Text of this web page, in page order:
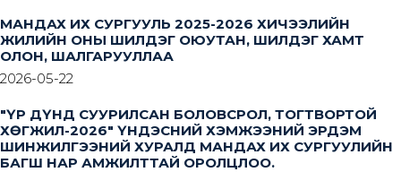
МАНДАХ ИХ СУРГУУЛЬ 2025-2026 ХИЧЭЭЛИЙН
ЖИЛИЙН ОНЫ ШИЛДЭГ ОЮУТАН, ШИЛДЭГ ХАМТ
ОЛОН, ШАЛГАРУУЛЛАА
2026-05-22
"ҮР ДҮНД СУУРИЛСАН БОЛОВСРОЛ, ТОГТВОРТОЙ
ХӨГЖИЛ-2026" ҮНДЭСНИЙ ХЭМЖЭЭНИЙ ЭРДЭМ
ШИНЖИЛГЭЭНИЙ ХУРАЛД МАНДАХ ИХ СУРГУУЛИЙН
БАГШ НАР АМЖИЛТТАЙ ОРОЛЦЛОО.